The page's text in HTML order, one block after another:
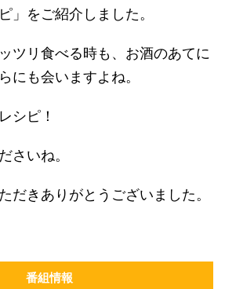
」をご紹介しました。
ツリ食べる時も、お酒のあてに
にも会いますよね。
シピ！
さいね。
だきありがとうございました。
番組情報